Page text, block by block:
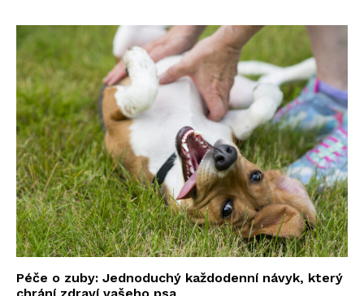
Péče o zuby: Jednoduchý každodenní návyk, který